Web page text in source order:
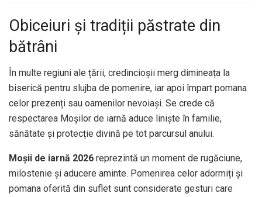
Obiceiuri și tradiții păstrate din
bătrâni
În multe regiuni ale țării, credincioșii merg dimineața la
biserică pentru slujba de pomenire, iar apoi împart pomana
celor prezenți sau oamenilor nevoiași. Se crede că
respectarea Moșilor de iarnă aduce liniște în familie,
sănătate și protecție divină pe tot parcursul anului.
Moșii de iarnă 2026 reprezintă un moment de rugăciune,
milostenie și aducere aminte. Pomenirea celor adormiți și
pomana oferită din suflet sunt considerate gesturi care